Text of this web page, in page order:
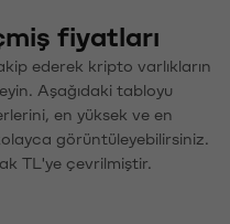
fiyatları
ederek kripto varlıkların
Aşağıdaki tabloyu
en yüksek ve en
görüntüleyebilirsiniz.
TL'ye çevrilmiştir.